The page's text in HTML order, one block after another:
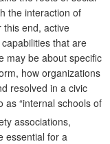
the interaction of
this end, active
that are
may be about specific
how organizations
resolved in a civic
as “internal schools of
associations,
essential for a